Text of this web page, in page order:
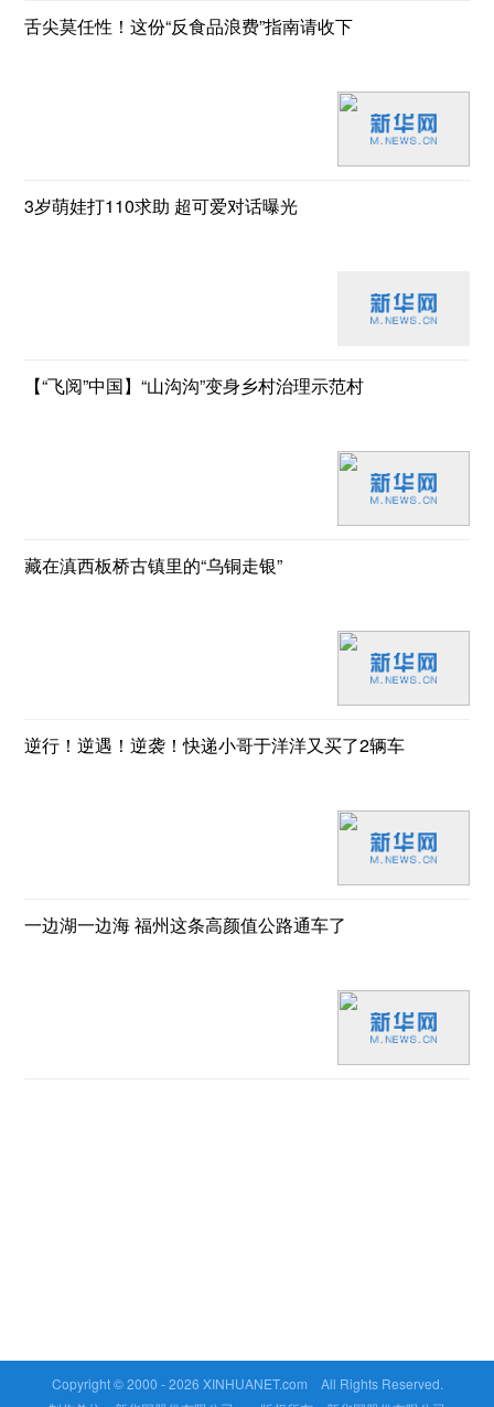
舌尖莫任性！这份“反食品浪费”指南请收下
3岁萌娃打110求助 超可爱对话曝光
【“飞阅”中国】“山沟沟”变身乡村治理示范村
藏在滇西板桥古镇里的“乌铜走银”
逆行！逆遇！逆袭！快递小哥于洋洋又买了2辆车
一边湖一边海 福州这条高颜值公路通车了
Copyright © 2000 -2026 XINHUANET.com All Rights Reserved.